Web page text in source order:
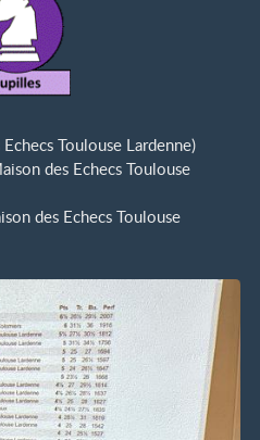
Toulouse Lardenne)
des Echecs Toulouse
des Echecs Toulouse